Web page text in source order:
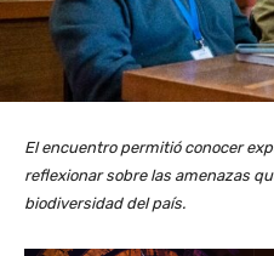
El encuentro permitió conocer
reflexionar sobre las amenazas
biodiversidad del país.